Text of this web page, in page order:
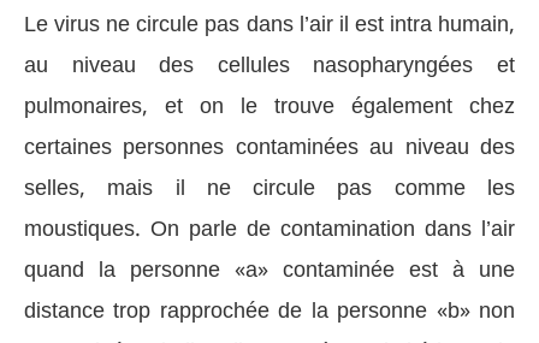
Le virus ne circule pas dans l’air il est intra humain,
au niveau des cellules nasopharyngées et
pulmonaires, et on le trouve également chez
certaines personnes contaminées au niveau des
selles, mais il ne circule pas comme les
moustiques. On parle de contamination dans l’air
quand la personne «a» contaminée est à une
distance trop rapprochée de la personne «b» non